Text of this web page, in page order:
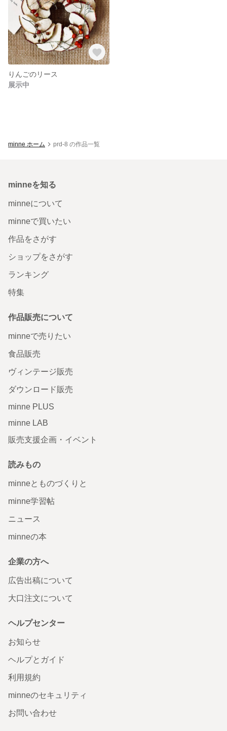
りんごのリース
展示中
minne ホーム prd-8 の作品一覧
minneを知る
minneについて
minneで買いたい
作品をさがす
ショップをさがす
ランキング
特集
作品販売について
minneで売りたい
食品販売
ヴィンテージ販売
ダウンロード販売
minne PLUS
minne LAB
販売支援企画・イベント
読みもの
minneとものづくりと
minne学習帖
ニュース
minneの本
企業の方へ
広告出稿について
大口注文について
ヘルプセンター
お知らせ
ヘルプとガイド
利用規約
minneのセキュリティ
お問い合わせ